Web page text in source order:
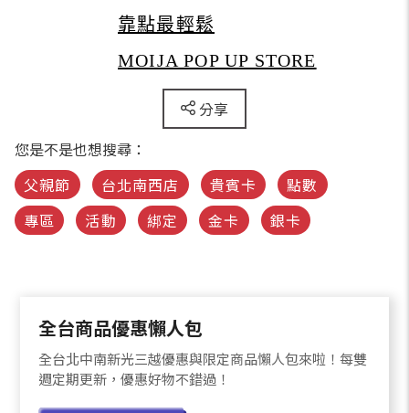
靠點最輕鬆
MOIJA POP UP STORE
分享
您是不是也想搜尋：
父親節
台北南西店 貴賓卡
點數
專區
活動 綁定 金卡 銀卡
全台商品優惠懶人包
全台北中南新光三越優惠與限定商品懶人包來啦！每雙
週定期更新，優惠好物不錯過！